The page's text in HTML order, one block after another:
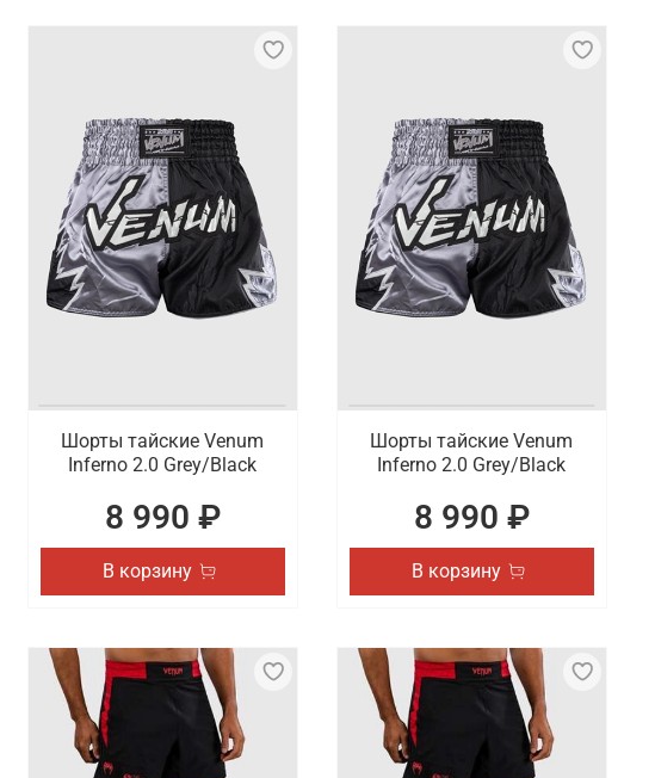
Шорты тайские Venum
Inferno 2.0 Grey/Black
8 990 ₽
В корзину
Шорты тайские Venum
Inferno 2.0 Grey/Black
8 990 ₽
В корзину